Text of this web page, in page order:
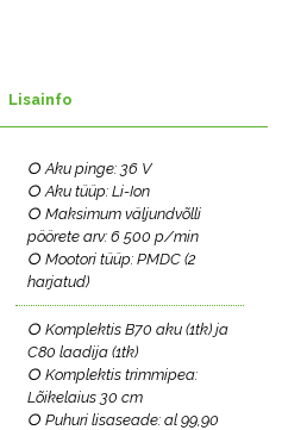
Lisainfo
○ Aku pinge: 36 V
○ Aku tüüp: Li-Ion
○ Maksimum väljundvõlli
pöörete arv: 6 500 p/min
○ Mootori tüüp: PMDC (2
harjatud)
○ Komplektis B70 aku (1tk) ja
C80 laadija (1tk)
○ Komplektis trimmipea:
Lõikelaius 30 cm
○ Puhuri lisaseade: al 99,90